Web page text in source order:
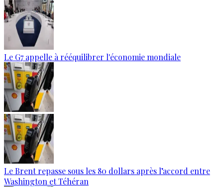
Le G7 appelle à rééquilibrer l'économie mondiale
Le Brent repasse sous les 80 dollars après l’accord entre
Washington et Téhéran